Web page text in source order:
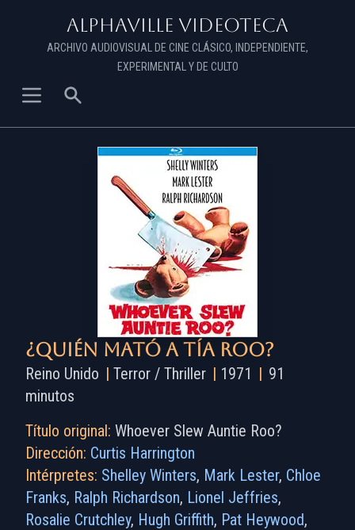
Alphaville Videoteca
ARCHIVO AUDIOVISUAL DE CINE CLÁSICO, INDEPENDIENTE,
EXPERIMENTAL Y DE CULTO
¿Quién mató a tía Roo?
Reino Unido | Terror / Thriller | 1971 | 91
minutos
Título original: Whoever Slew Auntie Roo?
Dirección: Curtis Harrington
Intérpretes: Shelley Winters, Mark Lester, Chloe
Franks, Ralph Richardson, Lionel Jeffries,
Rosalie Crutchley, Hugh Griffith, Pat Heywood,